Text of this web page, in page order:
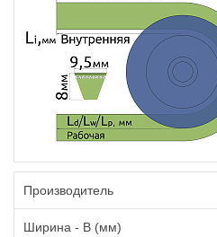
Производитель
Ширина - B (мм)